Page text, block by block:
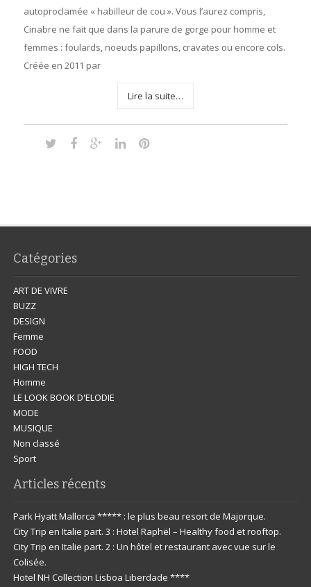
autoproclamée « habilleur de cou ». Vous l’aurez compris,
Cinabre ne fait que dans la parure de gorge pour homme et
femmes : foulards, noeuds papillons, cravates ou encore cols.
Créée en 2011 par
Lire la suite…
Catégories
ART DE VIVRE
BUZZ
DESIGN
Femme
FOOD
HIGH TECH
Homme
LE LOOK BOOK D'ELODIE
MODE
MUSIQUE
Non classé
Sport
Articles récents
Park Hyatt Mallorca ***** : le plus beau resort de Majorque.
City Trip en Italie part. 3 : Hotel Raphël – Healthy food et rooftop.
City Trip en Italie part. 2 : Un hôtel et restaurant avec vue sur le
Colisée.
Hotel NH Collection Lisboa Liberdade ****